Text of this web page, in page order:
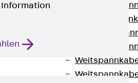
WPL
WL
WPR
WLR
Information